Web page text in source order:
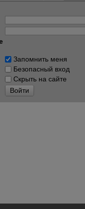
Запомнить меня
Безопасный вход
Скрыть на сайте
Войти